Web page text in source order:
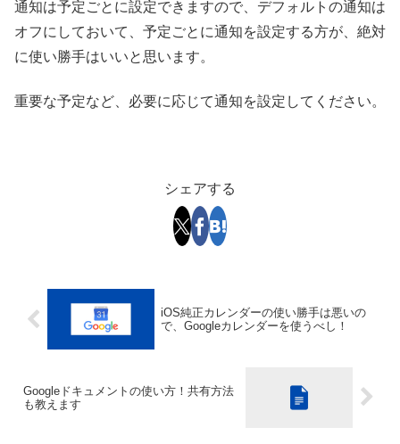
通知は予定ごとに設定できますので、デフォルトの通知は
オフにしておいて、予定ごとに通知を設定する方が、絶対
に使い勝手はいいと思います。
重要な予定など、必要に応じて通知を設定してください。
シェアする
iOS純正カレンダーの使い勝手は悪いの
で、Googleカレンダーを使うべし！
Googleドキュメントの使い方！共有方法
も教えます